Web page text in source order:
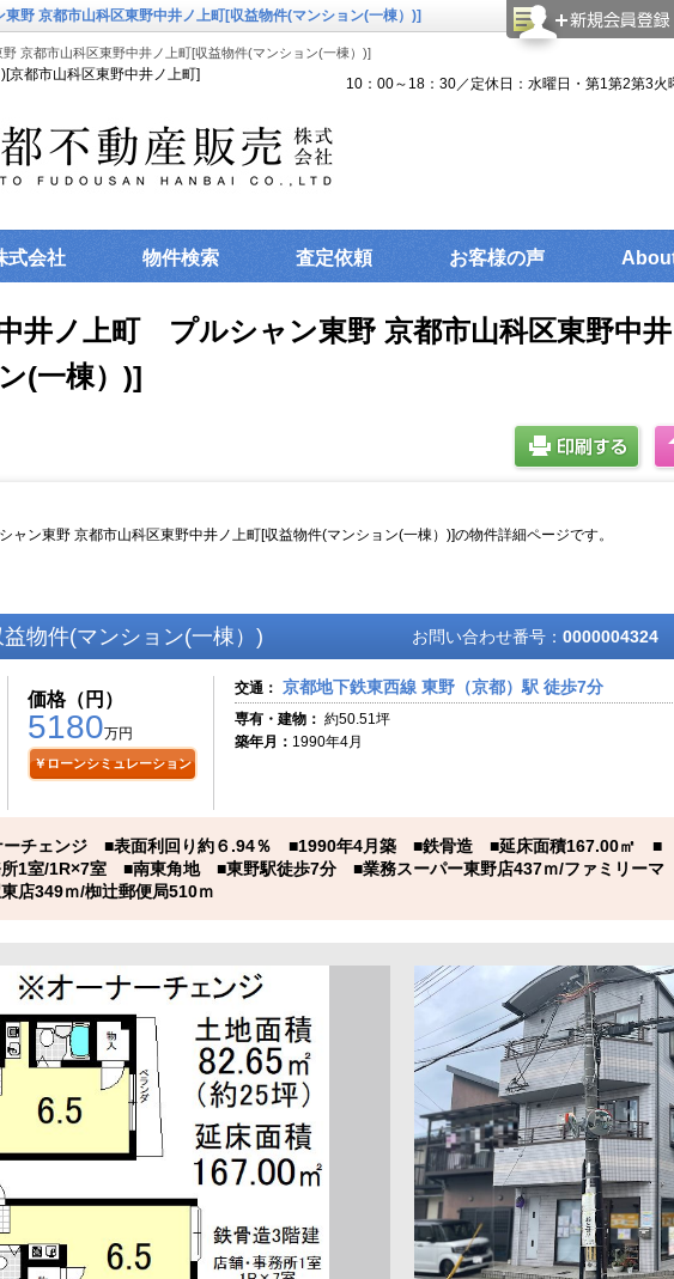
野 京都市山科区東野中井ノ上町[収益物件(マンション(一棟）)]
京都市山科区東野中井ノ上町[収益物件(マンション(一棟）)]
京都市山科区東野中井ノ上町]
10：00～18：30／定休日：水曜日・第1第2第3火
式会社 物件検索 査定依頼 お客様の声
井ノ上町 プルシャン東野 京都市山科区東野中
(一棟）)]
ン東野 京都市山科区東野中井ノ上町[収益物件(マンション(一棟）)]の物件詳細ページです。
物件(マンション(一棟）) お問い合わせ番号： 0000004324
価格（円）
5180万円
￥ローンシミュレーション
交通： 京都地下鉄東西線 東野（京都）駅 徒歩7分
専有・建物： 約50.51坪
築年月： 1990年4月
ーチェンジ ■表面利回り約６.94％ ■1990年4月築 ■鉄骨造 ■延床面積167.00㎡ ■
所1室/1R×7室 ■南東角地 ■東野駅徒歩7分 ■業務スーパー東野店437ｍ/ファミリーマ
店349ｍ/椥辻郵便局510ｍ